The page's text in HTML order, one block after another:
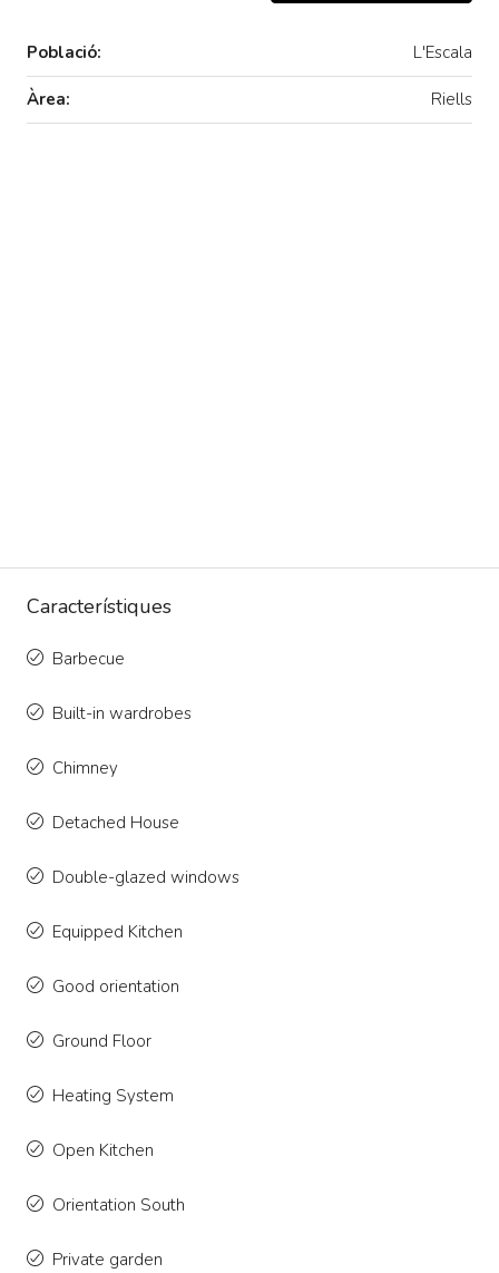
Població: L'Escala
Àrea: Riells
Característiques
Barbecue
Built-in wardrobes
Chimney
Detached House
Double-glazed windows
Equipped Kitchen
Good orientation
Ground Floor
Heating System
Open Kitchen
Orientation South
Private garden